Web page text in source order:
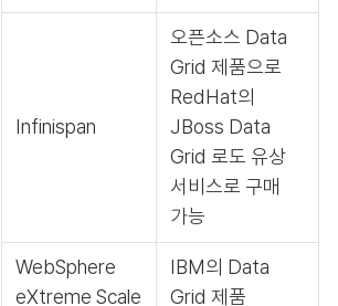
Infinispan
오픈소스 Data
Grid 제품으로
RedHat의
JBoss Data
Grid 로도 유상
서비스로 구매
가능
WebSphere
eXtreme Scale
IBM의 Data
Grid 제품